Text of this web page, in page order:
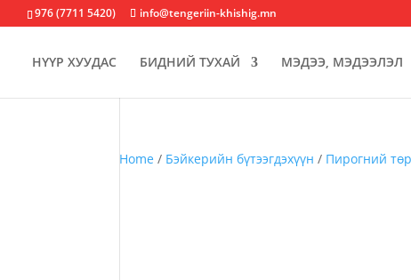
976 (7711 5420) info@tengeriin-khishig.mn
НҮҮР ХУУДАС БИДНИЙ ТУХАЙ МЭДЭЭ, МЭДЭЭЛЭЛ
Home / Бэйкерийн бүтээгдэхүүн / Пирогний